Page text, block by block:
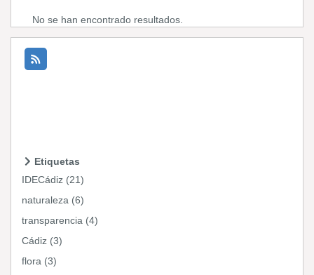
No se han encontrado resultados.
Etiquetas
IDECádiz (21)
naturaleza (6)
transparencia (4)
Cádiz (3)
flora (3)